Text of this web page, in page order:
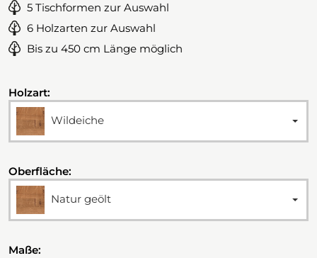
5 Tischformen zur Auswahl
6 Holzarten zur Auswahl
Bis zu 450 cm Länge möglich
Holzart:
Wildeiche
Oberfläche:
Natur geölt
Maße: